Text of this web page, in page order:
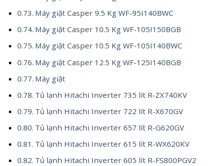
Máy giặt Casper 9.5 Kg WF-95I140BWC
Máy giặt Casper 10.5 Kg WF-105I150BGB
Máy giặt Casper 10.5 Kg WF-105I140BWC
Máy giặt Casper 12.5 Kg WF-125I140BGB
Máy giặt
Tủ lạnh Hitachi Inverter 735 lít R-ZX740KV
Tủ lạnh Hitachi Inverter 722 lít R-X670GV
Tủ lạnh Hitachi Inverter 657 lít R-G620GV
Tủ lạnh Hitachi Inverter 615 lít R-WX620KV
Tủ lạnh Hitachi Inverter 605 lít R-FS800PGV2